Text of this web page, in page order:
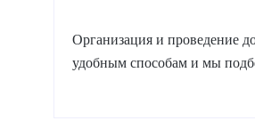
Организация и проведение
удобным способам и мы